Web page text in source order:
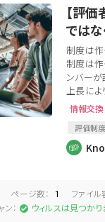
【評
ではな
制度は作
制度は作
ンバーが
上長に
情報交換
評価制度
KGI
採用面談
ページ数： 1 ファイル
： ウィルスは見つか